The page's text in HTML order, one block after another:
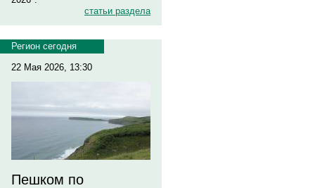
статьи раздела
Регион сегодня
22 Мая 2026, 13:30
Пешком по